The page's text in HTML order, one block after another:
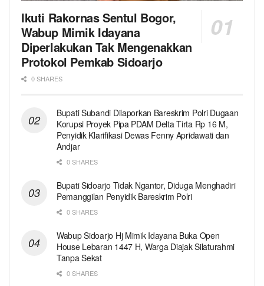
Ikuti Rakornas Sentul Bogor,
Wabup Mimik Idayana
Diperlakukan Tak Mengenakkan
Protokol Pemkab Sidoarjo
0 SHARES
Bupati Subandi Dilaporkan Bareskrim Polri Dugaan
Korupsi Proyek Pipa PDAM Delta Tirta Rp 16 M,
Penyidik Klarifikasi Dewas Fenny Apridawati dan
Andjar
0 SHARES
Bupati Sidoarjo Tidak Ngantor, Diduga Menghadiri
Pemanggilan Penyidik Bareskrim Polri
0 SHARES
Wabup Sidoarjo Hj Mimik Idayana Buka Open
House Lebaran 1447 H, Warga Diajak Silaturahmi
Tanpa Sekat
0 SHARES